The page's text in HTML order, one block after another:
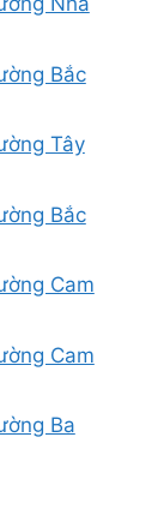
Bắc
Tây
Bắc
Cam
Cam
Ba